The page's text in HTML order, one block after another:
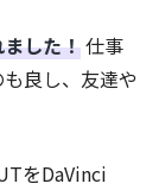
した！仕事
良し、友達や
をDaVinci